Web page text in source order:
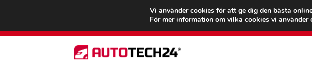
FRAKT från 75 kr
Hoppa
till
Hoppa
till
Vi använder cookies för att ge dig den bästa
För mer information om vilka cookies vi använder